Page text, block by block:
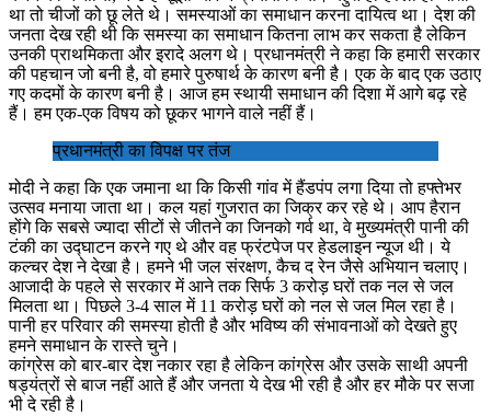
था तो चीजों को छू लेते थे। समस्याओं का समाधान करना दायित्व था। देश की
जनता देख रही थी कि समस्या का समाधान कितना लाभ कर सकता है लेकिन
उनकी प्राथमिकता और इरादे अलग थे। प्रधानमंत्री ने कहा कि हमारी सरकार
की पहचान जो बनी है, वो हमारे पुरुषार्थ के कारण बनी है। एक के बाद एक उठाए
गए कदमों के कारण बनी है। आज हम स्थायी समाधान की दिशा में आगे बढ़ रहे
हैं। हम एक-एक विषय को छूकर भागने वाले नहीं हैं।
प्रधानमंत्री का विपक्ष पर तंज
मोदी ने कहा कि एक जमाना था कि किसी गांव में हैंडपंप लगा दिया तो हफ्तेभर
उत्सव मनाया जाता था। कल यहां गुजरात का जिक्र कर रहे थे। आप हैरान
होंगे कि सबसे ज्यादा सीटों से जीतने का जिनको गर्व था, वे मुख्यमंत्री पानी की
टंकी का उद्घाटन करने गए थे और वह फ्रंटपेज पर हेडलाइन न्यूज थी। ये
कल्चर देश ने देखा है। हमने भी जल संरक्षण, कैच द रेन जैसे अभियान चलाए।
आजादी के पहले से सरकार में आने तक सिर्फ 3 करोड़ घरों तक नल से जल
मिलता था। पिछले 3-4 साल में 11 करोड़ घरों को नल से जल मिल रहा है।
पानी हर परिवार की समस्या होती है और भविष्य की संभावनाओं को देखते हुए
हमने समाधान के रास्ते चुने।
कांग्रेस को बार-बार देश नकार रहा है लेकिन कांग्रेस और उसके साथी अपनी
षड्यंत्रों से बाज नहीं आते हैं और जनता ये देख भी रही है और हर मौके पर सजा
भी दे रही है।